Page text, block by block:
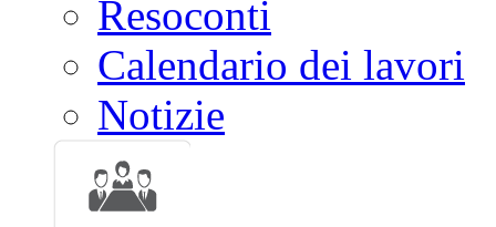
Resoconti
Calendario dei lavori
Notizie